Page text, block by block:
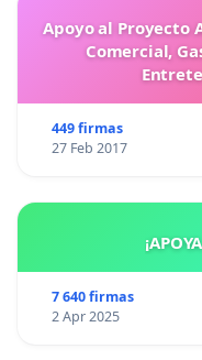
Apoyo al Proyecto
Comercial,
449 firmas
27 Feb 2017
7 640 firmas
2 Apr 2025